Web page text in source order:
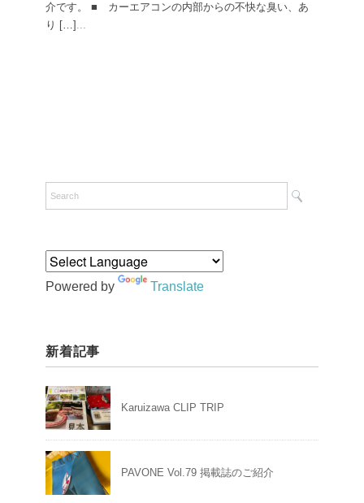
介です。 ■ カーエアコンの内部からの不快な臭い、あ
り […] ...
Powered by Translate
新着記事
Karuizawa CLIP TRIP
PAVONE Vol.79 掲載誌のご紹介